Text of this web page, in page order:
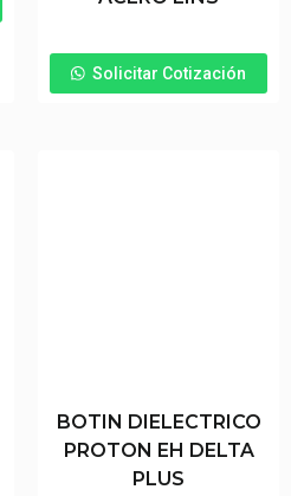
Solicitar Cotización
BOTIN DIELECTRICO
PROTON EH DELTA
PLUS